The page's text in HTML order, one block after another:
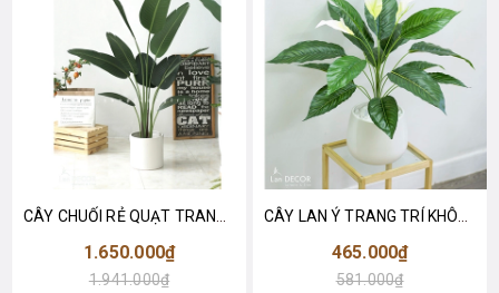
1.650.000₫
1.941.000₫
465.000₫
581.000₫